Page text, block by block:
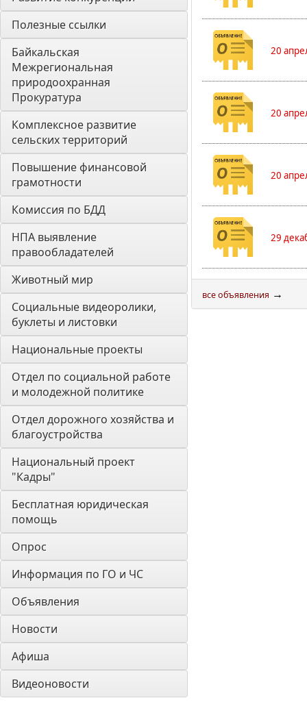
Полезные ссылки
Байкальская
Межрегиональная
природоохранная
Прокуратура
Комплексное развитие
сельских территорий
Повышение финансовой
грамотности
Комиссия по БДД
НПА выявление
правообладателей
Животный мир
Социальные видеоролики,
буклеты и листовки
Национальные проекты
Отдел по социальной работе
и молодежной политике
Отдел дорожного хозяйства и
благоустройства
Национальный проект
"Кадры"
Бесплатная юридическая
помощь
Опрос
Информация по ГО и ЧС
Объявления
Новости
Афиша
Видеоновости
20
20
20
29
все объявления →